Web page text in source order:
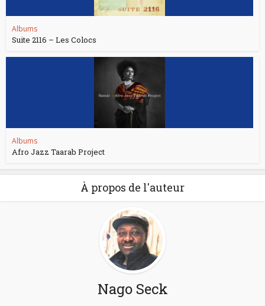
Albums
Suite 2116 – Les Colocs
Albums
Afro Jazz Taarab Project
À propos de l'auteur
Nago Seck